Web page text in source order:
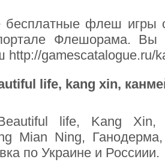
флеш игры
Флешорама. Вы
gamescatalogue.ru/
life, kang xin,
life, Kang
Mian Ning,
по Украине и Россиии.